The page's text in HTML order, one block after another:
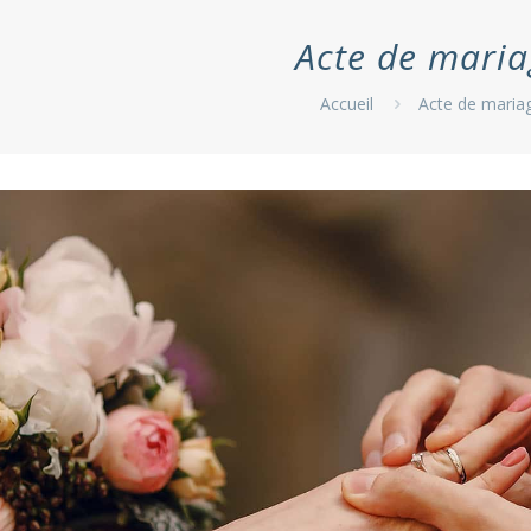
Acte de
Accueil Acte de